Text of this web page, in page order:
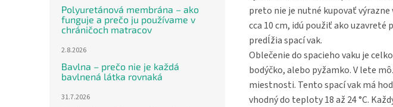
Polyuretánová membrána – ako
funguje a prečo ju používame v
chráničoch matracov
2.8.2026
Bavlna – prečo nie je každá
bavlnená látka rovnaká
31.7.2026
preto nie je nutné kupovať výrazne
cca 10 cm, idú použiť ako uzavreté
predĺžia spací vak.
Oblečenie do spacieho vaku je
bodýčko, alebo pyžamko. V lete
miestnosti. Tento spací vak má
vhodný do teploty 18 až 24 °C.